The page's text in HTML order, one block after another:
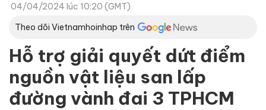
04/04/2024 lúc 10:20 (GMT)
Theo dõi Vietnamhoinhap trên
Hỗ trợ giải quyết dứt điểm
nguồn vật liệu san lấp
đường vành đai 3 TPHCM